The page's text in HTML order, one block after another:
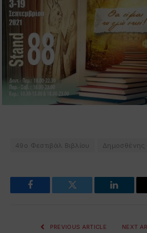
49ο Φεστιβάλ Βιβλίου Δημοσθένης
Facebook Twitter LinkedIn
PREVIOUS ARTICLE NEXT